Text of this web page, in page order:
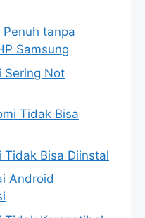
tanpa
Samsung
Sering Not
Tidak Bisa
Tidak Bisa Diinstal
Android